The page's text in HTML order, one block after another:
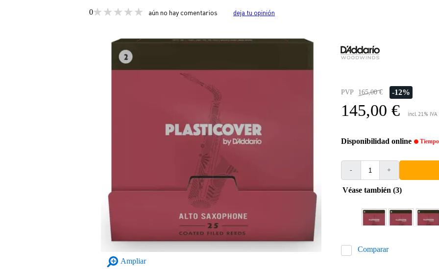
0 aún no hay comentarios deja tu opinión
Ampliar
PVP 165,00 € -12%
145,00 € incl. 21% IVA
Disponibilidad online Tiempo
- +
Véase también (3)
Comparar